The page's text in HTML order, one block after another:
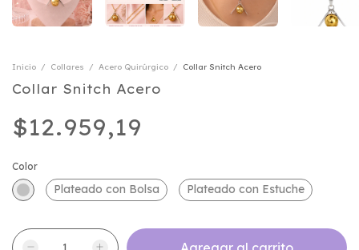
Inicio / Collares / Acero Quirúrgico / Collar Snitch Acero
Collar Snitch Acero
$12.959,19
Color
Plateado con Bolsa Plateado con Estuche